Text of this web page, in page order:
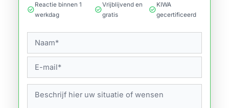
check_circle
Reactie binnen 1
werkdag
check_circle
Vrijblijvend en
gratis
check_circle
KIWA
gecertificeerd